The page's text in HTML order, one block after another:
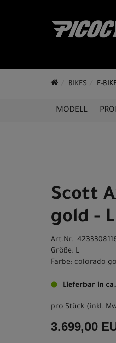
BIKES E-
MODELL
Scott
gold - L
Art.Nr.
Größe: L
Farbe: colorado
Lieferbar in
pro Stück (inkl.
3.699,00